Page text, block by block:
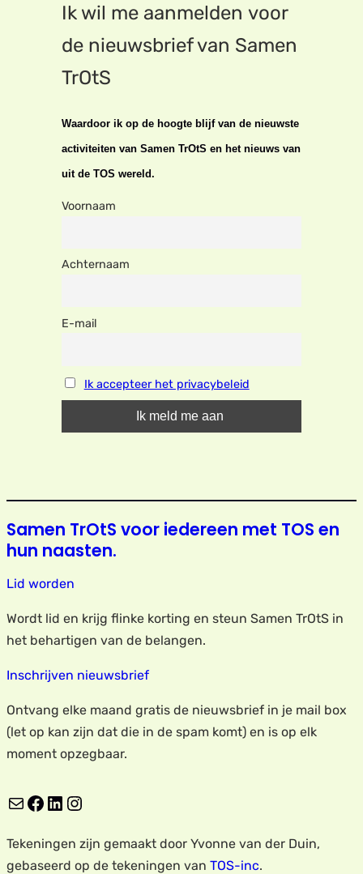
Ik wil me aanmelden voor
de nieuwsbrief van Samen
TrOtS
Waardoor ik op de hoogte blijf van de nieuwste
activiteiten van Samen TrOtS en het nieuws van
uit de TOS wereld.
Voornaam
Achternaam
E-mail
Ik accepteer het privacybeleid
Samen TrOtS voor iedereen met TOS en
hun naasten.
Lid worden
Wordt lid en krijg flinke korting en steun Samen TrOtS in
het behartigen van de belangen.
Inschrijven nieuwsbrief
Ontvang elke maand gratis de nieuwsbrief in je mail box
(let op kan zijn dat die in de spam komt) en is op elk
moment opzegbaar.
E-mail Facebook LinkedIn Instagram
Tekeningen zijn gemaakt door Yvonne van der Duin,
gebaseerd op de tekeningen van TOS-inc.